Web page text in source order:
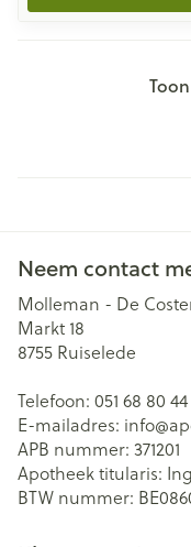
Toon
Neem contact
Molleman - De
Markt 18
8755 Ruiselede
Telefoon: 051 68 80 44
E-mailadres: info@
APB nummer: 371201
Apotheek titularis:
BTW nummer: